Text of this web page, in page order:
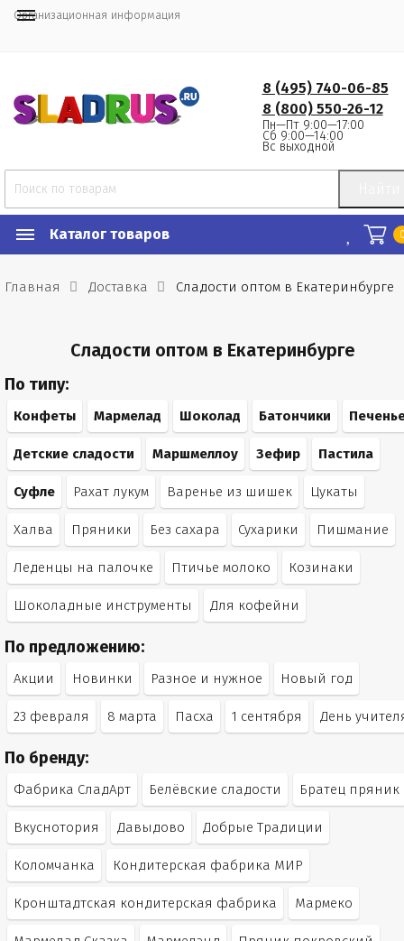
Организационная информация
8 (495) 740-06-85
8 (800) 550-26-12
Пн—Пт 9:00—17:00
Сб 9:00—14:00
Вс выходной
Каталог товаров
Главная Доставка Сладости оптом в Екатеринбурге
Сладости оптом в Екатеринбурге
По типу:
Конфеты Мармелад Шоколад Батончики
Детские сладости Маршмеллоу Зефир Пастила
Суфле Рахат лукум Варенье из шишек Цукаты
Халва Пряники Без сахара Сухарики Пишмание
Леденцы на палочке Птичье молоко Козинаки
Шоколадные инструменты Для кофейни
По предложению:
Акции Новинки Разное и нужное Новый год
23 февраля 8 марта Пасха 1 сентября День
По бренду:
Фабрика СладАрт Белёвские сладости Братец пряник
Вкуснотория Давыдово Добрые Традиции
Коломчанка Кондитерская фабрика МИР
Кронштадтская кондитерская фабрика Мармеко